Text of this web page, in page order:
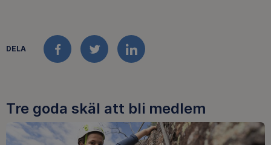
DELA
FACEBOOKTWITTERLINKEDIN
Tre goda skäl att bli medlem